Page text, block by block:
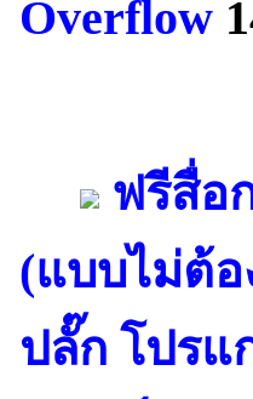
Overflow
ฟรีสื่อ
(แบบไม่ต้อ
ปลั๊ก โปรแ